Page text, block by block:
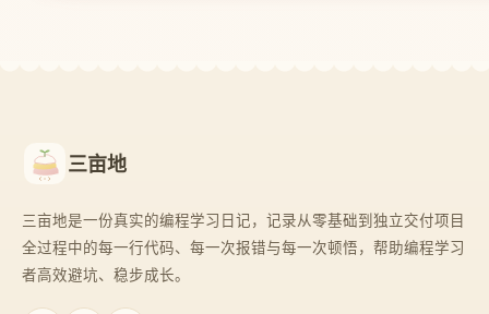
三亩地
三亩地是一份真实的编程学习日记，记录从零基础到独立交付项目
全过程中的每一行代码、每一次报错与每一次顿悟，帮助编程学习
者高效避坑、稳步成长。